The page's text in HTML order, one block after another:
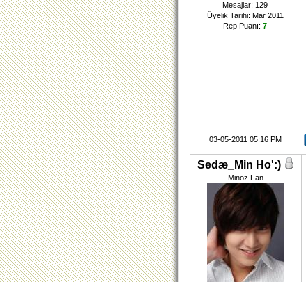
Mesajlar: 129
Üyelik Tarihi: Mar 2011
Rep Puanı: 7
03-05-2011 05:16 PM
Sedæ_Min Ho':)
Minoz Fan